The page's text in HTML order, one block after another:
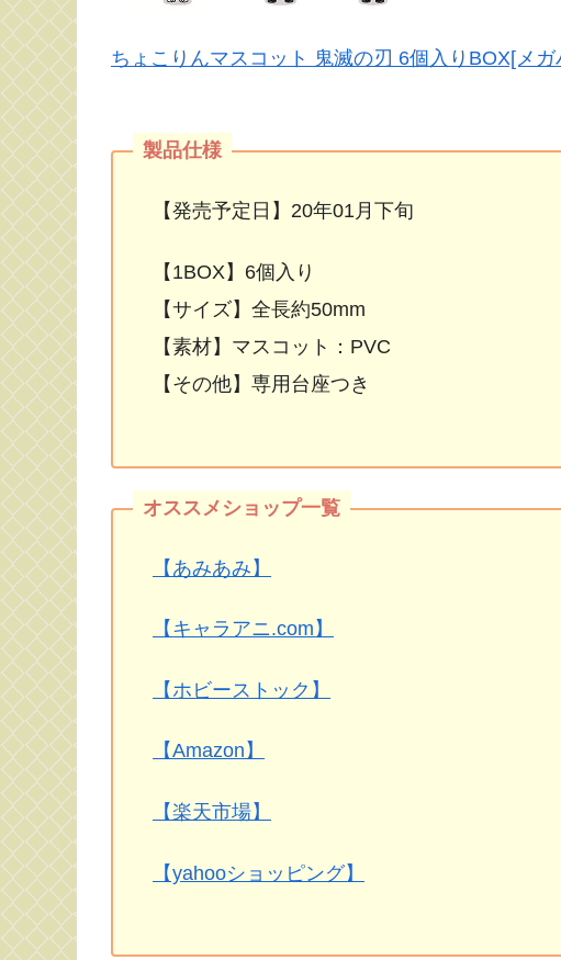
ちょこりんマスコット 鬼滅の刃 6個入りBOX[メガ
【発売予定日】20年01月下旬
【1BOX】6個入り
【サイズ】全長約50mm
【素材】マスコット：PVC
【その他】専用台座つき
【あみあみ】
【キャラアニ.com】
【ホビーストック】
【Amazon】
【楽天市場】
【yahooショッピング】